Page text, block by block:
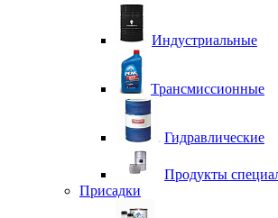
Индустриальные
Трансмиссионные
Гидравлические
Продукты
Присадки